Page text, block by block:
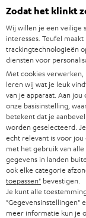
r
n
i
e
u
w
s
b
r
i
e
f
HOME CINEMA
COMPLETE
SOUNDBARS
HIFI-SPEAKERS
SMART HOME
BLUETOOTH
KOPTELEFOONS
BLUETOOTH
Bedrijf
SUPPORT
CARRIÈRE
PERS & MARKETING
B2B
BLOG
NEWSLETTER
Teufel online shops
DUITSLAND
OOSTENRIJK
ZWITSERLAND
NEDERLAND
Zodat het klinkt
Wij willen je een veilige
interesses. Teufel
trackingtechnologieën
diensten voor
Met cookies
leren wij wat je leuk
van je apparaat. Aan jou
onze basisinstelling,
betekent dat je
worden geselecteerd.
echt relevant is voor jou
met het gebruik van
gegevens in landen
ook elke categorie
toepassen" bevestigen.
Je kunt alle
"Gegevensinstellingen"
meer informatie kun je